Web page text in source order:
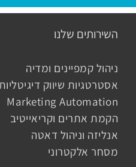
השירותים שלנו
ניהול קמפיינים ומדיה
אסטרטגיות שיווק
Marketing Automation
הקמת אתרים וקריאייטיב
אנליזה וניהול דאטה
מסחר אלקטרוני